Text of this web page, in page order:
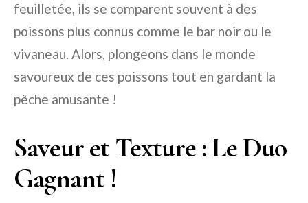
feuilletée, ils se comparent souvent à des
poissons plus connus comme le bar noir ou le
vivaneau. Alors, plongeons dans le monde
savoureux de ces poissons tout en gardant la
pêche amusante !
Saveur et Texture : Le Duo
Gagnant !